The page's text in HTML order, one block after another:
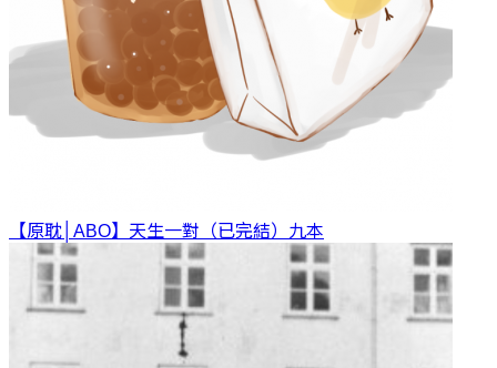
【原耽│ABO】天生一對（已完結） 九本